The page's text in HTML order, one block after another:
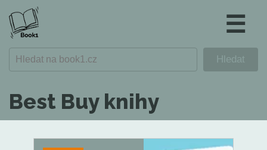
☰
Best Buy knihy